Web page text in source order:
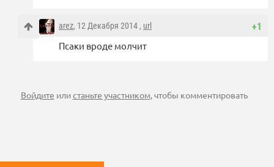
+1
arez, 12 Декабря 2014 , url
Псаки вроде молчит
Войдите илистаньте участником, чтобы комментировать